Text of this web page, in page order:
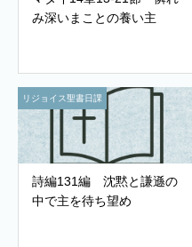
み深いまことの養い主
リジョイス聖書日課
詩編131編 沈黙と謙遜の
中で主を待ち望め